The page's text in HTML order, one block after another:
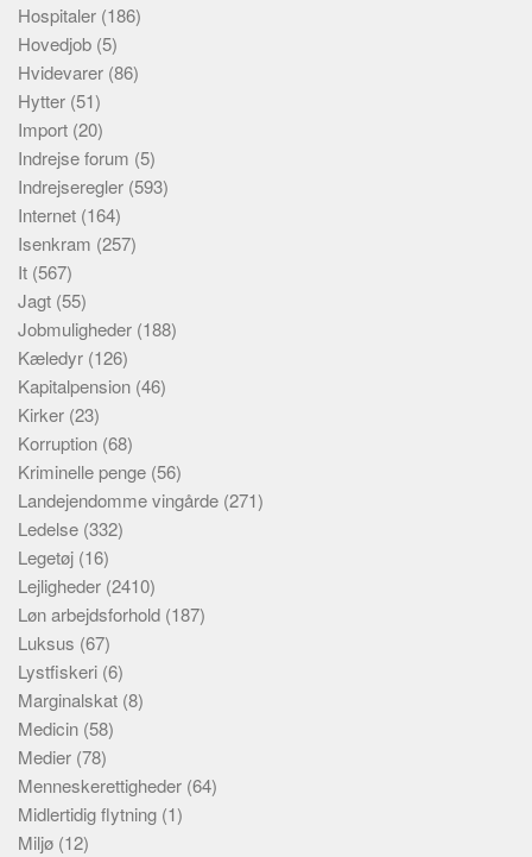
Hospitaler (186)
Hovedjob (5)
Hvidevarer (86)
Hytter (51)
Import (20)
Indrejse forum (5)
Indrejseregler (593)
Internet (164)
Isenkram (257)
It (567)
Jagt (55)
Jobmuligheder (188)
Kæledyr (126)
Kapitalpension (46)
Kirker (23)
Korruption (68)
Kriminelle penge (56)
Landejendomme vingårde (271)
Ledelse (332)
Legetøj (16)
Lejligheder (2410)
Løn arbejdsforhold (187)
Luksus (67)
Lystfiskeri (6)
Marginalskat (8)
Medicin (58)
Medier (78)
Menneskerettigheder (64)
Midlertidig flytning (1)
Miljø (12)